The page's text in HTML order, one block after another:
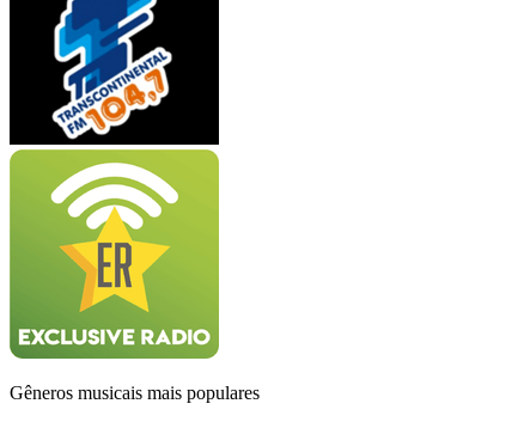
Gêneros musicais mais populares